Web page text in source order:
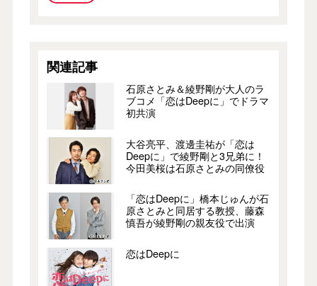
関連記事
石原さとみ＆綾野剛が大人のラ
ブコメ「恋はDeepに」でドラマ
初共演
大谷亮平、渡邊圭祐が「恋は
Deepに」で綾野剛と3兄弟に！
今田美桜は石原さとみの同僚役
「恋はDeepに」橋本じゅんが石
原さとみと同居する教授、藤森
慎吾が綾野剛の親友役で出演
恋はDeepに